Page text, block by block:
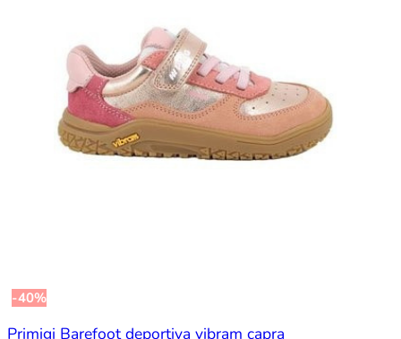
-40%
Primigi Barefoot deportiva vibram capra